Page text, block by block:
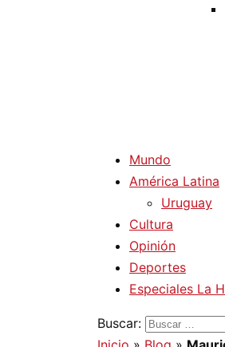
Mundo
América Latina
Uruguay
Cultura
Opinión
Deportes
Especiales La
Buscar: